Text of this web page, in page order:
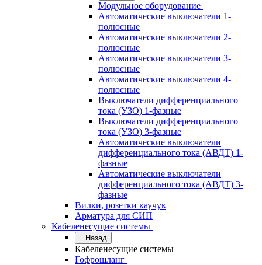
Модульное оборудование
Автоматические выключатели 1-
полюсные
Автоматические выключатели 2-
полюсные
Автоматические выключатели 3-
полюсные
Автоматические выключатели 4-
полюсные
Выключатели дифференциального
тока (УЗО) 1-фазные
Выключатели дифференциального
тока (УЗО) 3-фазные
Автоматические выключатели
дифференциального тока (АВДТ) 1-
фазные
Автоматические выключатели
дифференциального тока (АВДТ) 3-
фазные
Вилки, розетки каучук
Арматура для СИП
Кабеленесущие системы
Назад
Кабеленесущие системы
Гофрошланг